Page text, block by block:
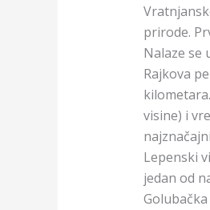
prirode.
Nalaze se
Rajkova
visine) i
Lepenski
jedan od